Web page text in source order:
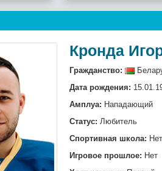
Кронда
Гражданство:
Дата рождения:
Амплуа: Нападающий
Статус: Любитель
Спортивная школа: Нет
Игровое прошлое: Нет